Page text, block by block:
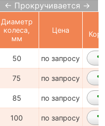
← Прокручивается →
Диаметр
колеса,
мм
Цена
50 по запросу
75 по запросу
85 по запросу
100 по запросу